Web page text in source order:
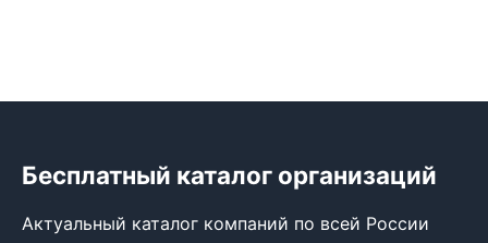
Бесплатный каталог организаций
Актуальный каталог компаний по всей России